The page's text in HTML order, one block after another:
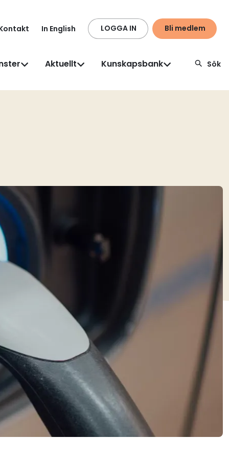
In English LOGGA IN Bli medlem
Aktuellt Kunskapsbank Sök